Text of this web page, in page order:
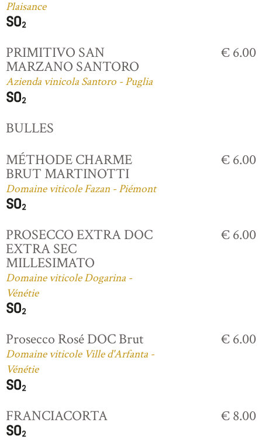
Plaisance
PRIMITIVO SAN
MARZANO SANTORO
Azienda vinicola Santoro - Puglia
€ 6.00
BULLES
MÉTHODE CHARME
BRUT MARTINOTTI
Domaine viticole Fazan - Piémont
€ 6.00
PROSECCO EXTRA DOC
EXTRA SEC
MILLESIMATO
Domaine viticole Dogarina -
Vénétie
€ 6.00
Prosecco Rosé DOC Brut
Domaine viticole Ville d'Arfanta -
Vénétie
€ 6.00
FRANCIACORTA € 8.00